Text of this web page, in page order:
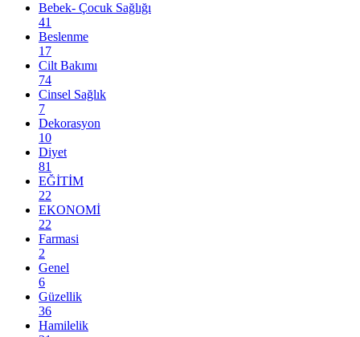
Bebek- Çocuk Sağlığı
41
Beslenme
17
Cilt Bakımı
74
Cinsel Sağlık
7
Dekorasyon
10
Diyet
81
EĞİTİM
22
EKONOMİ
22
Farmasi
2
Genel
6
Güzellik
36
Hamilelik